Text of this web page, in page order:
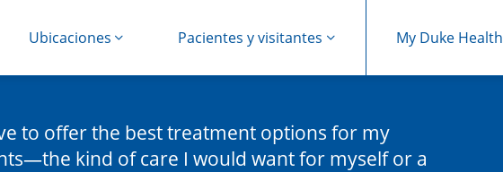
Ubicaciones Pacientes y visitantes My Duke Health
to offer the best treatment options for my
kind of care I would want for myself or a